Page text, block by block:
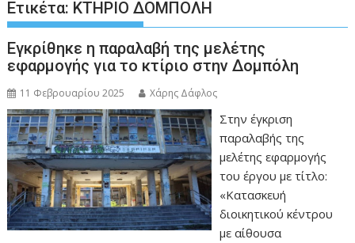
Ετικέτα: ΚΤΗΡΙΟ ΔΟΜΠΟΛΗ
Εγκρίθηκε η παραλαβή της μελέτης
εφαρμογής για το κτίριο στην Δομπόλη
11 Φεβρουαρίου 2025 Χάρης Δάφλος
Στην έγκριση
παραλαβής της
μελέτης εφαρμογής
του έργου με τίτλο:
«Κατασκευή
διοικητικού κέντρου
με αίθουσα